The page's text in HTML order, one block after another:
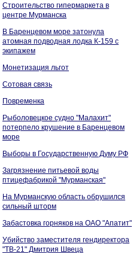
Строительство гипермаркета в
центре Мурманска
В Баренцевом море затонула
атомная подводная лодка К-159 с
экипажем
Монетизация льгот
Сотовая связь
Повременка
Рыболовецкое судно "Малахит"
потерпело крушение в Баренцевом
море
Выборы в Государственную Думу РФ
Загрязнение питьевой воды
птицефабрикой "Мурманская"
На Мурманскую область обрушился
сильный шторм
Забастовка горняков на ОАО "Апатит"
Убийство заместителя гендиректора
"ТВ-21" Дмитрия Швеца